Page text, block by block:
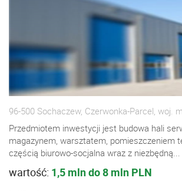
96-500 Sochaczew, Czerwonka-Parcel, woj.
Przedmiotem inwestycji jest budowa hali
magazynem, warsztatem, pomieszczeniem
częścią biurowo-socjalna wraz z niezbędną...
wartość: 1,5 mln do 8 mln PLN